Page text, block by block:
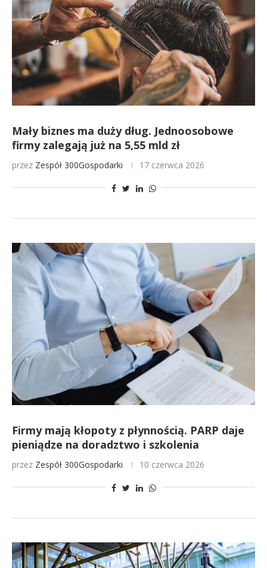
Mały biznes ma duży dług. Jednoosobowe
firmy zalegają już na 5,55 mld zł
przez Zespół 300Gospodarki 17 czerwca 2026
Firmy mają kłopoty z płynnością. PARP daje
pieniądze na doradztwo i szkolenia
przez Zespół 300Gospodarki 10 czerwca 2026